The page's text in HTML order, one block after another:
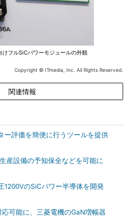
けフルSiCパワーモジュールの外観
Copyright © ITmedia, Inc. All Rights Reserved.
関連情報
ー評価を簡便に行うツールを提供
産設備の予知保全などを可能に
1200VのSiCパワー半導体を開発
可能に、三菱電機のGaN増幅器